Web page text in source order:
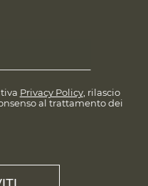
Privacy Policy, rilascio
al trattamento dei